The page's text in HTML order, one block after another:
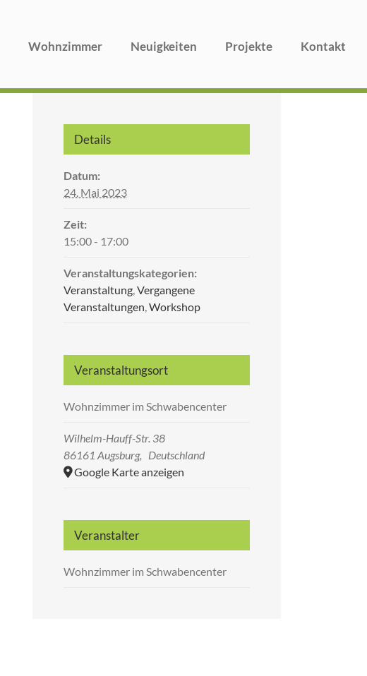
Wohnzimmer Neuigkeiten Projekte Kontakt
Details
Datum:
24. Mai 2023
Zeit:
15:00 - 17:00
Veranstaltungskategorien:
Veranstaltung,Vergangene
Veranstaltungen,Workshop
Veranstaltungsort
Wohnzimmer im Schwabencenter
Wilhelm-Hauff-Str. 38
86161 Augsburg, Deutschland
Google Karte anzeigen
Veranstalter
Wohnzimmer im Schwabencenter